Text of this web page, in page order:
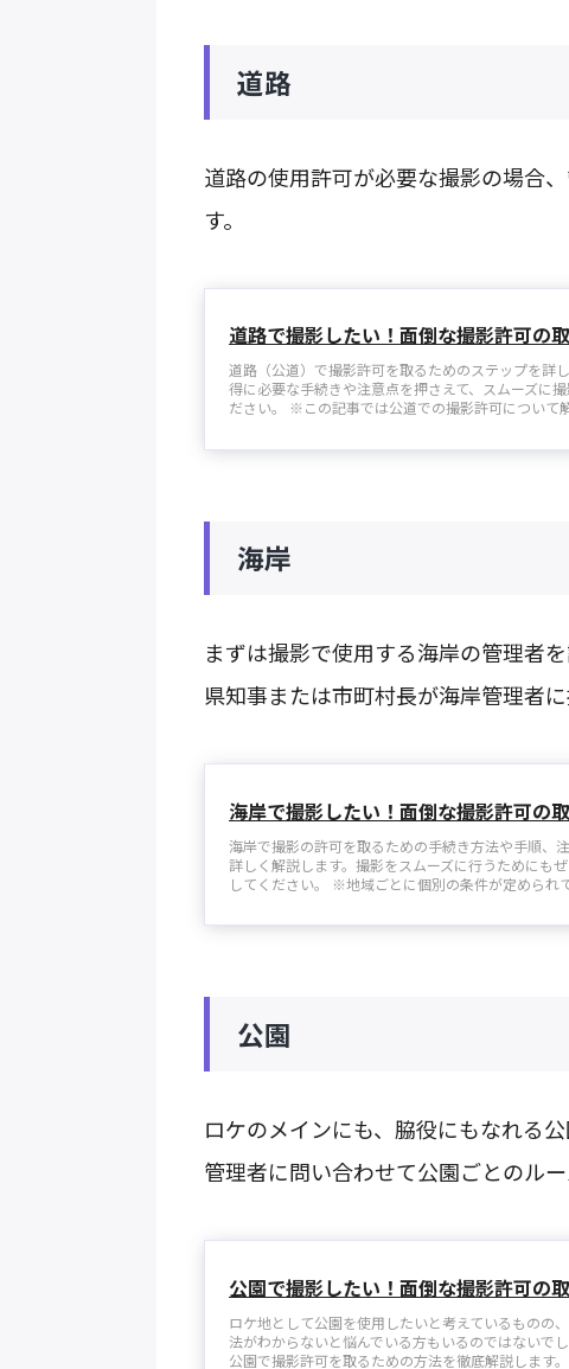
道路
道路の使用許可が必要な撮影の場合
す。
道路で撮影したい！面倒な撮影許可の
道路（公道）で撮影許可を取るためのステップを詳
得に必要な手続きや注意点を押さえて、スムーズに
ださい。 ※この記事では公道での撮影許可について
海岸
まずは撮影で使用する海岸の管理者
県知事または市町村長が海岸管理者に
海岸で撮影したい！面倒な撮影許可の
海岸で撮影の許可を取るための手続き方法や手順、
詳しく解説します。撮影をスムーズに行うためにも
してください。 ※地域ごとに個別の条件が定められ
公園
ロケのメインにも、脇役にもなれる公
管理者に問い合わせて公園ごとのルー
公園で撮影したい！面倒な撮影許可の
ロケ地として公園を使用したいと考えているものの
法がわからないと悩んでいる方もいるのではないでし
公園で撮影許可を取るための方法を徹底解説します